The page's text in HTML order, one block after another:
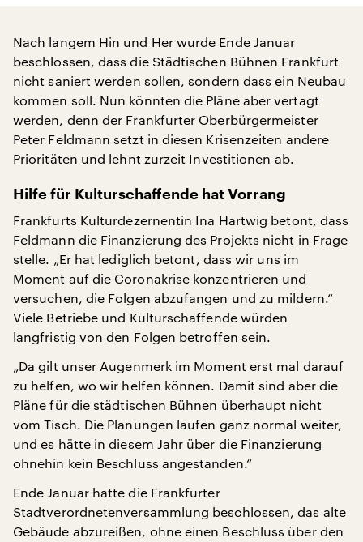
Nach langem Hin und Her wurde Ende Januar
beschlossen, dass die Städtischen Bühnen Frankfurt
nicht saniert werden sollen, sondern dass ein Neubau
kommen soll. Nun könnten die Pläne aber vertagt
werden, denn der Frankfurter Oberbürgermeister
Peter Feldmann setzt in diesen Krisenzeiten andere
Prioritäten und lehnt zurzeit Investitionen ab.
Hilfe für Kulturschaffende hat Vorrang
Frankfurts Kulturdezernentin Ina Hartwig betont, dass
Feldmann die Finanzierung des Projekts nicht in Frage
stelle. „Er hat lediglich betont, dass wir uns im
Moment auf die Coronakrise konzentrieren und
versuchen, die Folgen abzufangen und zu mildern.“
Viele Betriebe und Kulturschaffende würden
langfristig von den Folgen betroffen sein.
„Da gilt unser Augenmerk im Moment erst mal darauf
zu helfen, wo wir helfen können. Damit sind aber die
Pläne für die städtischen Bühnen überhaupt nicht
vom Tisch. Die Planungen laufen ganz normal weiter,
und es hätte in diesem Jahr über die Finanzierung
ohnehin kein Beschluss angestanden.“
Ende Januar hatte die Frankfurter
Stadtverordnetenversammlung beschlossen, das alte
Gebäude abzureißen, ohne einen Beschluss über den